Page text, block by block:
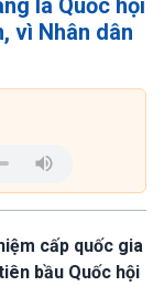
vì Nhân dân
cấp quốc gia
bầu Quốc hội